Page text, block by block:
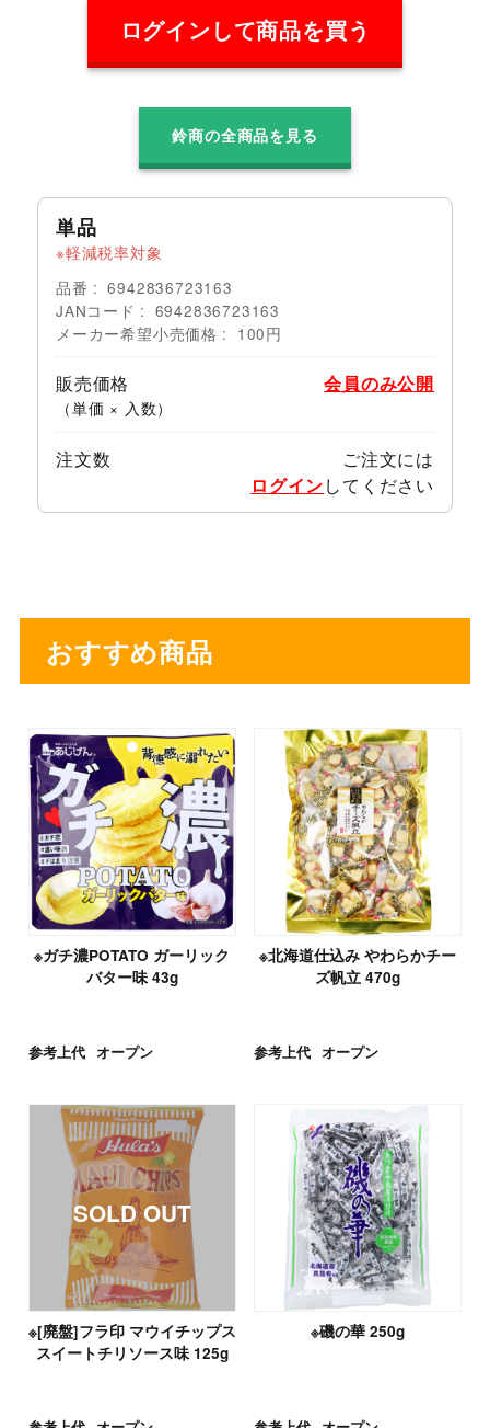
ログインして商品を買う
鈴商の全商品を見る
単品
軽減税率対象
品番
6942836723163
JANコード
6942836723163
メーカー希望小売価格
100円
販売価格
（単価 × 入数）
会員のみ公開
注文数
ご注文には
ログインしてください
おすすめ商品
※ガチ濃POTATO ガーリック
バター味 43g
参考上代 オープン
※北海道仕込み やわらかチー
ズ帆立 470g
参考上代 オープン
※[廃盤]フラ印 マウイチップス
スイートチリソース味 125g
※磯の華 250g